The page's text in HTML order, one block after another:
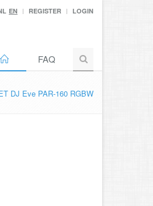
EN REGISTER LOGIN
FAQ
DJ Eve PAR-160 RGBW